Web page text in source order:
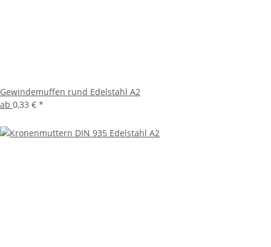
Gewindemuffen rund Edelstahl A2
ab 0,33 € *